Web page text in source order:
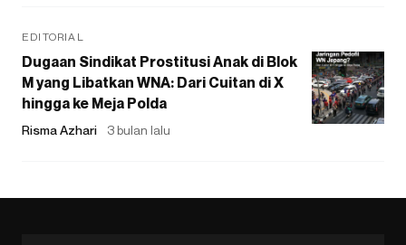
EDITORIAL
Dugaan Sindikat Prostitusi Anak di Blok
M yang Libatkan WNA: Dari Cuitan di X
hingga ke Meja Polda
Risma Azhari 3 bulan lalu